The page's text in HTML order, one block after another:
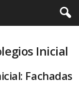
Inicial
Fachadas